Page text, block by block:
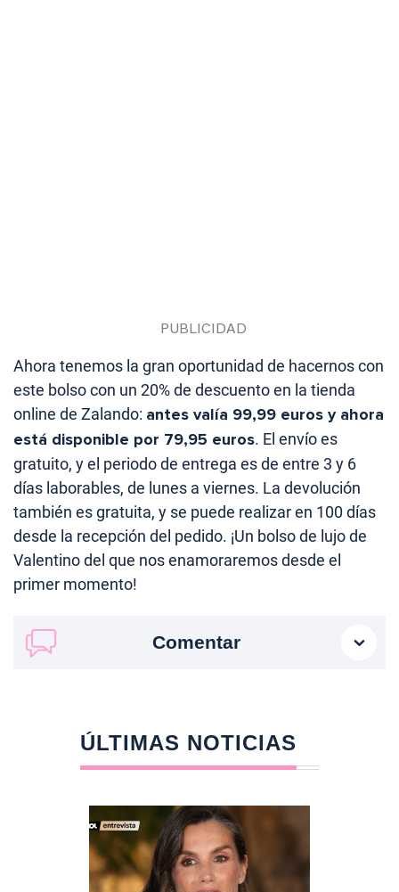
Ahora tenemos la gran oportunidad de hacernos con
este bolso con un 20% de descuento en la tienda
online de Zalando: antes valía 99,99 euros y ahora
está disponible por 79,95 euros. El envío es
gratuito, y el periodo de entrega es de entre 3 y 6
días laborables, de lunes a viernes. La devolución
también es gratuita, y se puede realizar en 100 días
desde la recepción del pedido. ¡Un bolso de lujo de
Valentino del que nos enamoraremos desde el
primer momento!
Comentar
ÚLTIMAS NOTICIAS